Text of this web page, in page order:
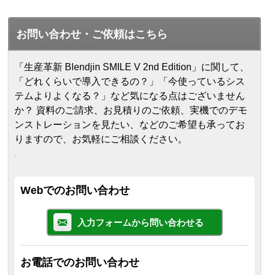
お問い合わせ・ご依頼はこちら
「生産革新 Blendjin SMILE V 2nd Edition」に関して、
「どれくらいで導入できるの？」「今使っているシス
テムよりよくなる？」など気になる点はございません
か？ 資料のご請求、お見積りのご依頼、実機でのデモ
ンストレーションを見たい、などのご希望も承ってお
りますので、お気軽にご相談ください。
Webでのお問い合わせ
入力フォームから問い合わせる
お電話でのお問い合わせ